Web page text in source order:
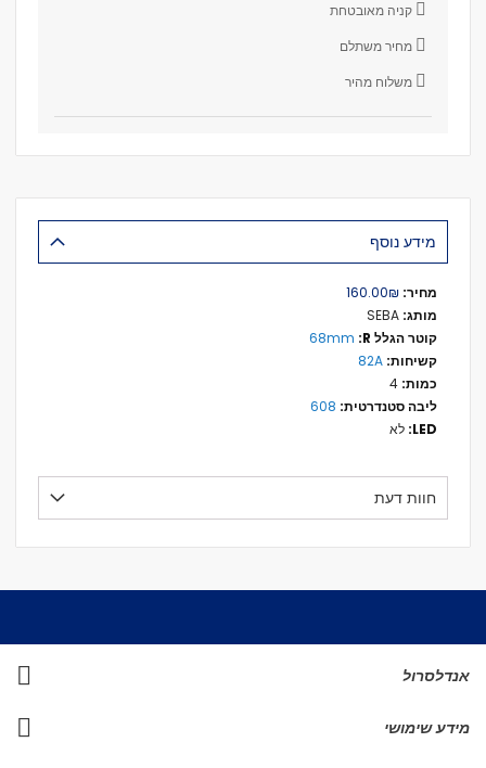
קניה מאובטחת
מחיר משתלם
משלוח מהיר
מידע נוסף
מידע
נוסף
₪‏160.00
68mm
82A
608
לא
חוות דעת
אנדלסרול
מידע שימושי